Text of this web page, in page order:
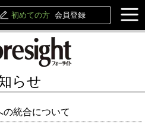
初めての方 会員登録
らせ
統合について